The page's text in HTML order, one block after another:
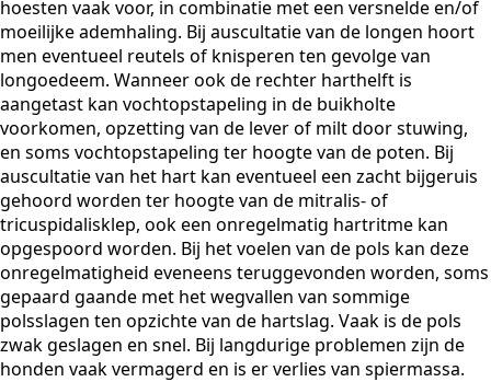
hoesten vaak voor, in combinatie met een versnelde en/of
moeilijke ademhaling. Bij auscultatie van de longen hoort
men eventueel reutels of knisperen ten gevolge van
longoedeem. Wanneer ook de rechter harthelft is
aangetast kan vochtopstapeling in de buikholte
voorkomen, opzetting van de lever of milt door stuwing,
en soms vochtopstapeling ter hoogte van de poten. Bij
auscultatie van het hart kan eventueel een zacht bijgeruis
gehoord worden ter hoogte van de mitralis- of
tricuspidalisklep, ook een onregelmatig hartritme kan
opgespoord worden. Bij het voelen van de pols kan deze
onregelmatigheid eveneens teruggevonden worden, soms
gepaard gaande met het wegvallen van sommige
polsslagen ten opzichte van de hartslag. Vaak is de pols
zwak geslagen en snel. Bij langdurige problemen zijn de
honden vaak vermagerd en is er verlies van spiermassa.